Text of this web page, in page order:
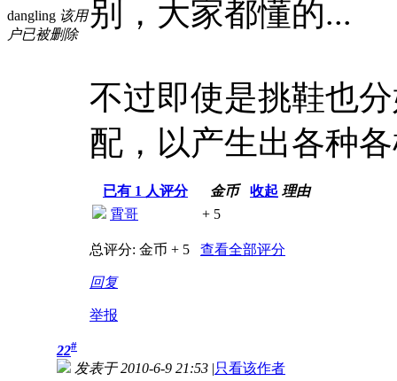
dangling 该用
户已被删除
别，大家都懂的...
不过即使是挑鞋也
配，以产生出各种
已有 1 人评分 金币 收起 理由
霄哥
+ 5
总评分: 金币 + 5 查看全部评分
回复
举报
22#
发表于 2010-6-9 21:53 |只看该作者